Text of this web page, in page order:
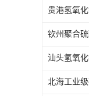
贵港氢氧
钦州聚合
汕头氢氧
北海工业